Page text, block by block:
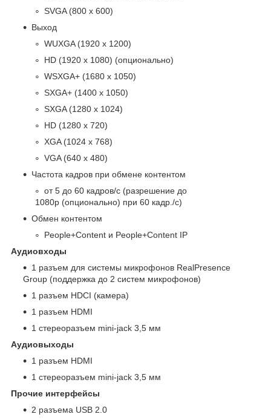
SVGA (800 x 600)
Выход
WUXGA (1920 x 1200)
HD (1920 x 1080) (опционально)
WSXGA+ (1680 x 1050)
SXGA+ (1400 x 1050)
SXGA (1280 x 1024)
HD (1280 x 720)
XGA (1024 x 768)
VGA (640 x 480)
Частота кадров при обмене контентом
от 5 до 60 кадров/с (разрешение до
1080p (опционально) при 60 кадр./с)
Обмен контентом
People+Content и People+Content IP
Аудиовходы
1 разъем для системы микрофонов RealPresence
Group (поддержка до 2 систем микрофонов)
1 разъем HDCI (камера)
1 разъем HDMI
1 стереоразъем mini-jack 3,5 мм
Аудиовыходы
1 разъем HDMI
1 стереоразъем mini-jack 3,5 мм
Прочие интерфейсы
2 разъема USB 2.0